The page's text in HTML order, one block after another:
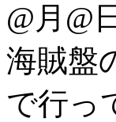
@月@
海賊盤
で行っ